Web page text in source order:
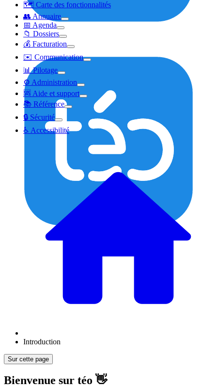
🗺️ Carte des fonctionnalités
👥 Annuaire
📅 Agenda
📁 Dossiers
💰 Facturation
✉️ Communication
📊 Pilotage
⚙️ Administration
🆘 Aide et support
📚 Référence
🔒 Sécurité
♿ Accessibilité
Introduction
Sur cette page
Bienvenue sur téo 👋